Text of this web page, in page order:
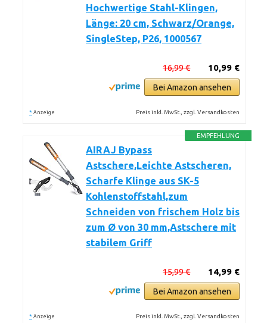
Hochwertige Stahl-Klingen,
Länge: 20 cm, Schwarz/Orange,
SingleStep, P26, 1000567
10,99 €
16,99 €
Bei Amazon ansehen
* Anzeige Preis inkl. MwSt., zzgl. Versandkosten
EMPFEHLUNG
AIRAJ Bypass
Astschere,Leichte Astscheren,
Scharfe Klinge aus SK-5
Kohlenstoffstahl,zum
Schneiden von frischem Holz bis
zum Ø von 30 mm,Astschere mit
stabilem Griff
14,99 €
15,99 €
Bei Amazon ansehen
* Anzeige Preis inkl. MwSt., zzgl. Versandkosten